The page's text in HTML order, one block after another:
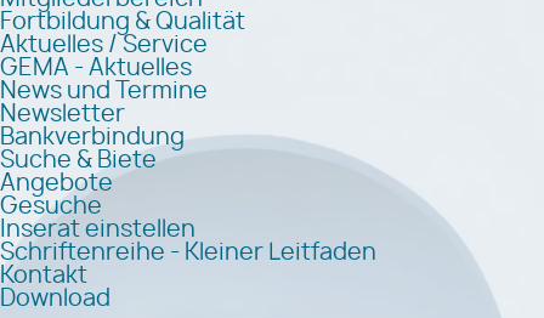
Fortbildung & Qualität
Aktuelles / Service
GEMA - Aktuelles
News und Termine
Newsletter
Bankverbindung
Suche & Biete
Angebote
Gesuche
Inserat einstellen
Schriftenreihe - Kleiner Leitfaden
Kontakt
Download